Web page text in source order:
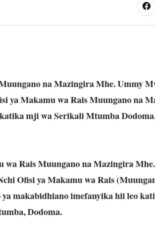
na Mazingira Mhe. Ummy
ya Makamu wa Rais Muungano na
mji wa Serikali Mtumba
Rais Muungano na Mazingira
Ofisi ya Makamu wa Rais
makabidhiano imefanyika hii leo
Dodoma.